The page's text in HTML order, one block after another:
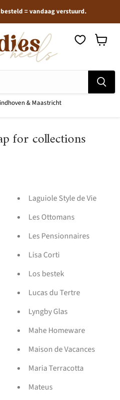
= vandaag verstuurd.
& Maastricht
for collections
Laguiole Style de Vie
Les Ottomans
Les Pensionnaires
Lisa Corti
Los bestek
Lucas du Tertre
Lyngby Glas
Mahe Homeware
Maison de Vacances
Maria Terracotta
Mateus